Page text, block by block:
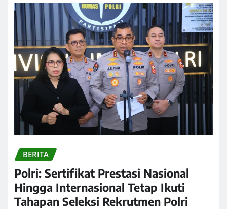
BERITA
Polri: Sertifikat Prestasi Nasional
Hingga Internasional Tetap Ikuti
Tahapan Seleksi Rekrutmen Polri